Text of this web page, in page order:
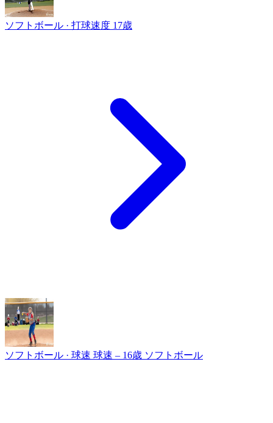
ソフトボール · 打球速度 17歳
ソフトボール · 球速 球速 – 16歳 ソフトボール